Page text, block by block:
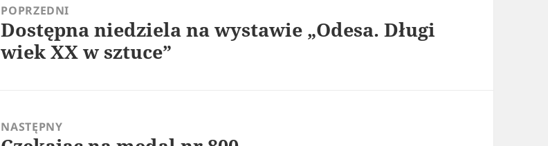
POPRZEDNI
Poprzedni
wpis:
Dostępna niedziela na wystawie „Odesa. Długi
wiek XX w sztuce”
NASTĘPNY